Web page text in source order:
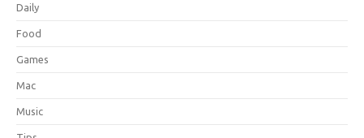
Daily
Food
Games
Mac
Music